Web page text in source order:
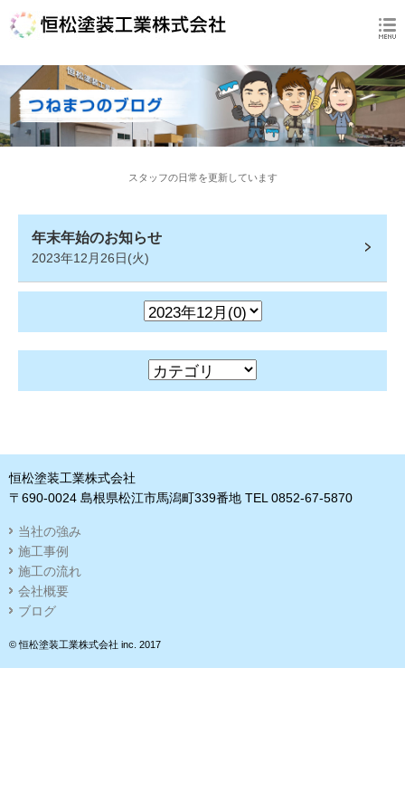
スタッフの日常を更新しています
年末年始のお知らせ
2023年12月26日(火)
恒松塗装工業株式会社
〒690-0024 島根県松江市馬潟町339番地 TEL 0852-67-5870
当社の強み
施工事例
施工の流れ
会社概要
ブログ
© 恒松塗装工業株式会社 inc. 2017